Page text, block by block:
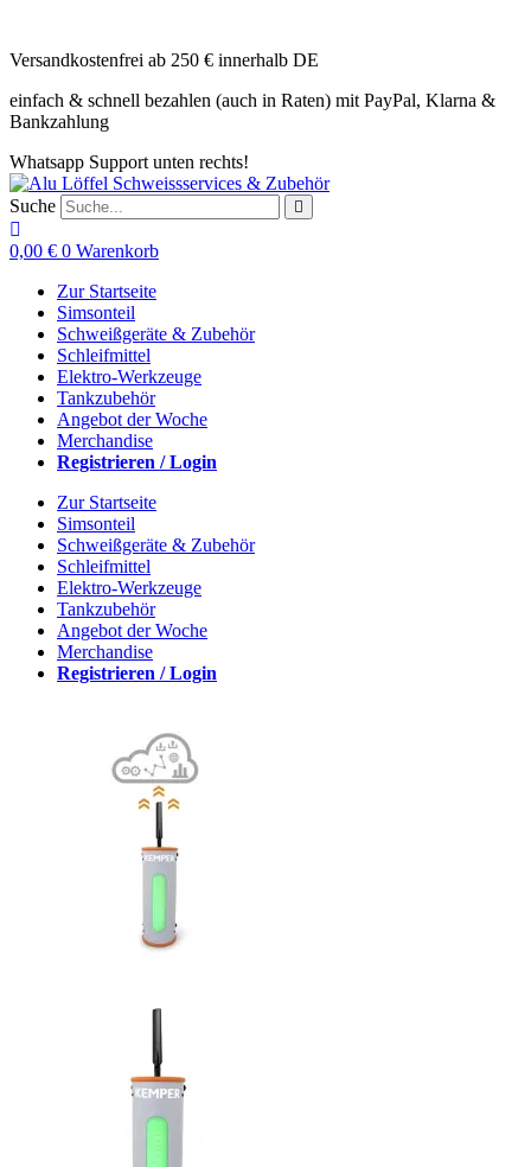
springen
Versandkostenfrei ab 250 € innerhalb DE
einfach & schnell bezahlen (auch in Raten) mit PayPal, Klarna &
Bankzahlung
Whatsapp Support unten rechts!
Suche
0,00 € 0 Warenkorb
Zur Startseite
Simsonteil
Schweißgeräte & Zubehör
Schleifmittel
Elektro-Werkzeuge
Tankzubehör
Angebot der Woche
Merchandise
Registrieren / Login
Zur Startseite
Simsonteil
Schweißgeräte & Zubehör
Schleifmittel
Elektro-Werkzeuge
Tankzubehör
Angebot der Woche
Merchandise
Registrieren / Login